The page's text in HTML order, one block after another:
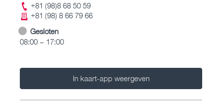
+81 (98)8 68 50 59
+81 (98) 8 66 79 66
Gesloten
08:00 – 17:00
In kaart-app weergeven